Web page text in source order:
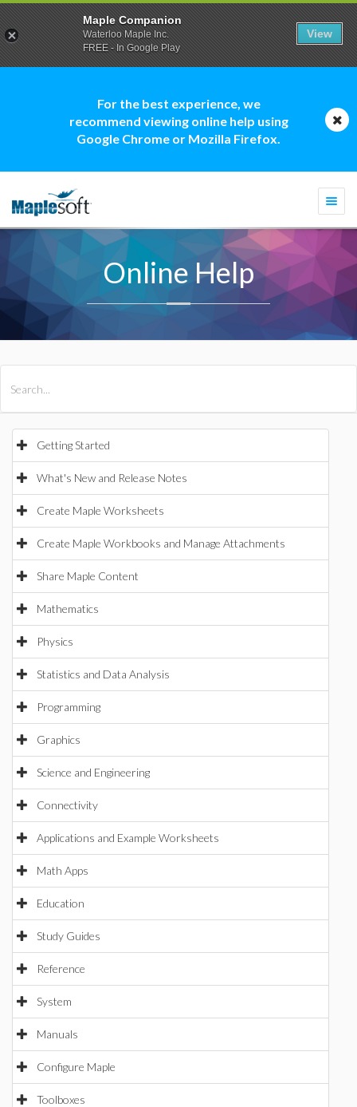
For the best experience, we
recommend viewing online help using
Google Chrome or Mozilla Firefox.
Online Help
Getting Started
What's New and Release Notes
Create Maple Worksheets
Create Maple Workbooks and Manage Attachments
Share Maple Content
Mathematics
Physics
Statistics and Data Analysis
Programming
Graphics
Science and Engineering
Connectivity
Applications and Example Worksheets
Math Apps
Education
Study Guides
Reference
System
Manuals
Configure Maple
Toolboxes
Maple Companion
Waterloo Maple Inc.
FREE - In Google Play
View